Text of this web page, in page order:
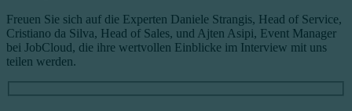
Freuen Sie sich auf die Experten Daniele Strangis, Head of Service,
Cristiano da Silva, Head of Sales, und Ajten Asipi, Event Manager
bei JobCloud, die ihre wertvollen Einblicke im Interview mit uns
teilen werden.